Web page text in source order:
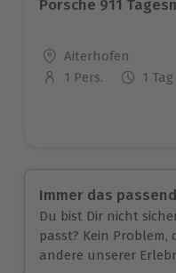
Porsche 911
Standort
Aiterhofen
Anzahl der Teilnehmer
1 Pers. 1 Tag
Immer das
Du bist Dir nicht
passt? Kein
andere unserer